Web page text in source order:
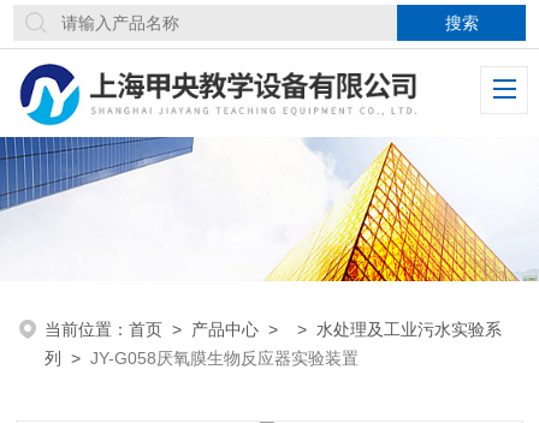
当前位置：首页 > 产品中心 > > 水处理及工业污水实验系
列
>JY-G058厌氧膜生物反应器实验装置